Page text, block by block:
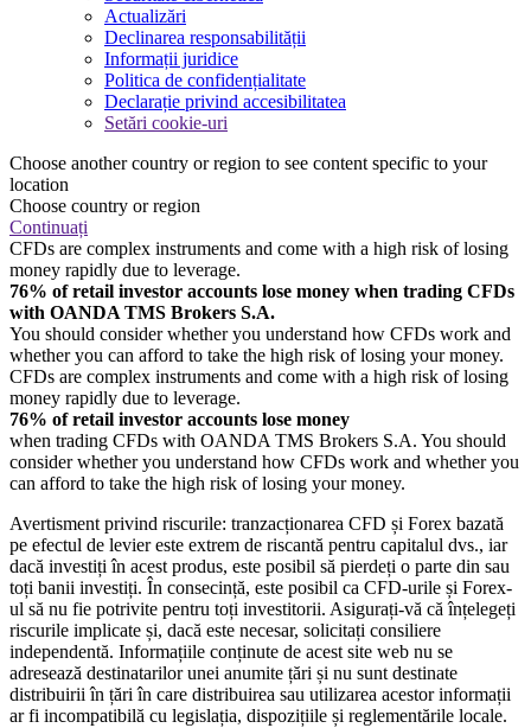
Actualizări
Declinarea responsabilității
Informații juridice
Politica de confidențialitate
Declarație privind accesibilitatea
Setări cookie-uri
Choose another country or region to see content specific to your
location
Choose country or region
Continuați
CFDs are complex instruments and come with a high risk of losing
money rapidly due to leverage.
76% of retail investor accounts lose money when trading CFDs
with OANDA TMS Brokers S.A.
You should consider whether you understand how CFDs work and
whether you can afford to take the high risk of losing your money.
CFDs are complex instruments and come with a high risk of losing
money rapidly due to leverage.
76% of retail investor accounts lose money
when trading CFDs with OANDA TMS Brokers S.A. You should
consider whether you understand how CFDs work and whether you
can afford to take the high risk of losing your money.
Avertisment privind riscurile: tranzacționarea CFD și Forex bazată
pe efectul de levier este extrem de riscantă pentru capitalul dvs., iar
dacă investiți în acest produs, este posibil să pierdeți o parte din sau
toți banii investiți. În consecință, este posibil ca CFD-urile și Forex-
ul să nu fie potrivite pentru toți investitorii. Asigurați-vă că înțelegeți
riscurile implicate și, dacă este necesar, solicitați consiliere
independentă. Informațiile conținute de acest site web nu se
adresează destinatarilor unei anumite țări și nu sunt destinate
distribuirii în țări în care distribuirea sau utilizarea acestor informații
ar fi incompatibilă cu legislația, dispozițiile și reglementările locale.